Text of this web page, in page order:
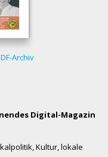
Archiv
Digital-Magazin
Kultur, lokale